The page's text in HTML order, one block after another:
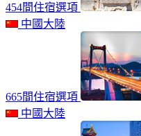
454間住宿選項
中國大陸
665間住宿選項
中國大陸